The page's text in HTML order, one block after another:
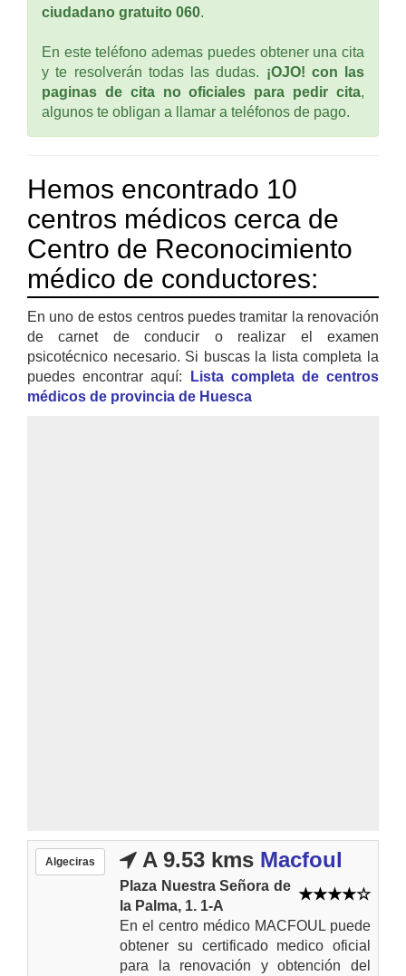
ciudadano gratuito 060.
En este teléfono ademas puedes obtener una cita
y te resolverán todas las dudas. ¡OJO! con las
paginas de cita no oficiales para pedir cita,
algunos te obligan a llamar a teléfonos de pago.
Hemos encontrado 10
centros médicos cerca de
Centro de Reconocimiento
médico de conductores:
En uno de estos centros puedes tramitar la renovación
de carnet de conducir o realizar el examen
psicotécnico necesario. Si buscas la lista completa la
puedes encontrar aquí:
Lista completa de centros
médicos de provincia de Huesca
Algeciras A 9.53 kms Macfoul
Plaza Nuestra Señora de
la Palma, 1. 1-A
En el centro médico MACFOUL puede
obtener su certificado medico oficial
para la renovación y obtención del